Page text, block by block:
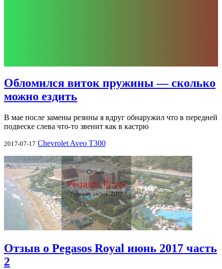
Обломился виток пружины — сколько
можно ездить
В мае после замены резины я вдруг обнаружил что в передней
подвеске слева что-то звенит как в кастрю
2017-07-17 Chevrolet Aveo T300
Отзыв о Pegasos Royal июнь 2017 часть
2